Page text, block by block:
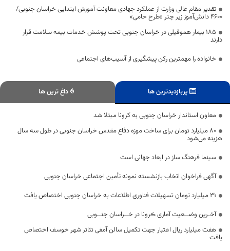
تقدیر مقام عالی وزارت از عملکرد جهادی معاونت آموزش ابتدایی خراسان جنوبی/
۴۶۰۰ دانش‌آموز زیر چتر «طرح حامی»
۱۸۵ بیمار هموفیلی در خراسان جنوبی تحت پوشش خدمات بیمه سلامت قرار
دارند
خانواده را مهمترین رکن پیشگیری از آسیب‌های اجتماعی
پربازدیدترین ها داغ ترین ها
معاون استاندار خراسان جنوبی به کرونا مبتلا شد
۸۰ میلیارد تومان برای ساخت موزه دفاع مقدس خراسان جنوبی در طول سه سال
هزینه می‌شود
سینما فرهنگ ساز در ابعاد جهانی است
آگهی فراخوان اتخاب بازنشسته نمونه تأمین اجتماعی خراسان جنوبی
31 میلیارد تومان تسهیلات فناوری اطلاعات به خراسان جنوبی اختصاص یافت
آخـرین وضــعیت آماری ڪرونا در خــراسان جنــوبی
هفت میلیارد ریال اعتبار جهت تکمیل سالن آمفی تئاتر شهر خوسف اختصاص
یافت